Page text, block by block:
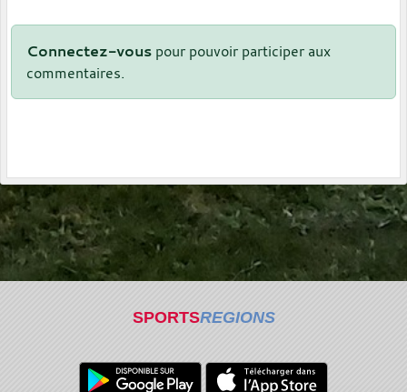
Connectez-vous pour pouvoir participer aux
commentaires.
SPORTSREGIONS